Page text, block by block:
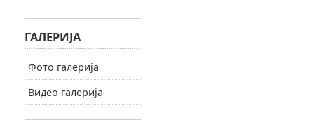
ГАЛЕРИЈА
Фото галерија
Видео галерија